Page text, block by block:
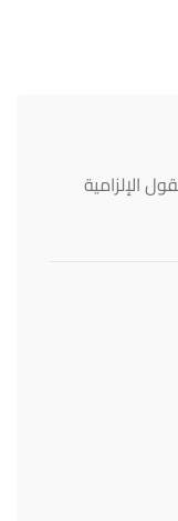
الإلزامية